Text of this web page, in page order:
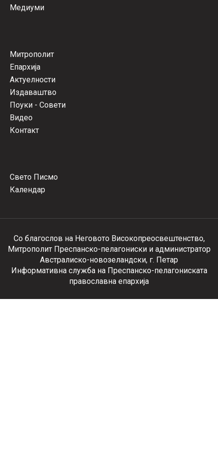
Медиуми
Митрополит
Епархија
Актуелности
Издаваштво
Поуки - Совети
Видео
Контакт
Свето Писмо
Календар
Со благослов на Неговото Високопреосвештенство,
Митрополит Преспанско-пелагониски и администратор
Австралиско-новозеландски, г. Петар
Информативна служба на Преспанско-пелагониската
православна епархија